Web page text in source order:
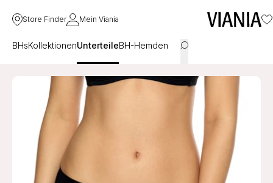
Store Finder Mein Viania
BHsKollektionenUnterteileBH-Hemden